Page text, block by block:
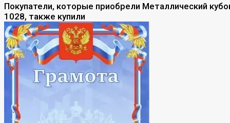
Покупатели, которые приобрели Металлический
1028, также купили